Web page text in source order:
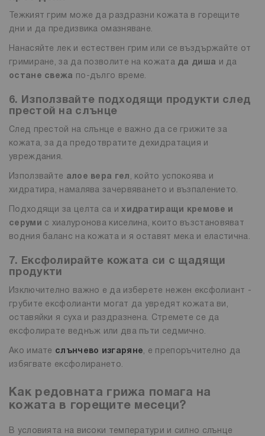
Тежкият грим може да раздразни кожата в горещите
дни и да предизвика омазняване.
Нанасяйте лек и естествен грим или се въздържайте от
гримиране, за да позволите на кожата да диша и да
остане свежа
по-дълго време.
6. Използвайте подходящи продукти след
престой на слънце
След престой на слънце е важно да се грижите за
кожата, за да предотвратите дехидратация и
увреждания.
Използвайте алое вера гел , който успокоява и
хидратира, намалява зачервяването и възпалението.
Подходящи за целта са ихидратиращи кремове и
серуми
с хиалуронова киселина, които възстановяват
водния баланс на кожата и я оставят мека и еластична.
7. Ексфолирайте кожата си с щадящи
продукти
Изключително важно е да изберете нежен ексфолиант -
грубите ексфолианти могат да увредят кожата ви,
оставяйки я суха и раздразнена. Стремете се да
ексфолирате веднъж или два пъти седмично.
Ако имате слънчево изгаряне, е препоръчително да
избягвате ексфолирането.
Как редовната грижа помага на
кожата в горещите месеци?
В условията на високи температури и силно слънце